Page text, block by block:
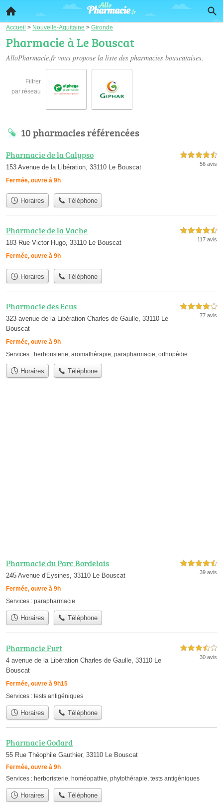
Accueil > Nouvelle-Aquitaine > Gironde
Pharmacie à Le Bouscat
AlloPharmacie.fr vous propose la liste des pharmacies bouscataises.
Filtrer
par réseau
10 pharmacies référencées
Pharmacie de la Calypso
153 Avenue de la Libération, 33110 Le Bouscat
Fermée, ouvre à 9h
4,5 étoiles sur 5
56 avis
Horaires Téléphone
Pharmacie de la Vache
183 Rue Victor Hugo, 33110 Le Bouscat
Fermée, ouvre à 9h
4,5 étoiles sur 5
117 avis
Horaires Téléphone
Pharmacie des Ecus
323 avenue de la Libération Charles de Gaulle, 33110 Le
Bouscat
Fermée, ouvre à 9h
4,0 étoiles sur 5
77 avis
Services : herboristerie aromathérapie parapharmacie orthopédie
Horaires Téléphone
Pharmacie du Parc Bordelais
245 Avenue d'Eysines, 33110 Le Bouscat
Fermée, ouvre à 9h
4,5 étoiles sur 5
39 avis
Services : parapharmacie
Horaires Téléphone
Pharmacie Furt
4 avenue de la Libération Charles de Gaulle, 33110 Le
Bouscat
Fermée, ouvre à 9h15
3,5 étoiles sur 5
30 avis
Services : tests antigéniques
Horaires Téléphone
Pharmacie Godard
55 Rue Théophile Gauthier, 33110 Le Bouscat
Fermée, ouvre à 9h
Services : herboristerie, homéopathie, phytothérapie, tests antigéniques
Horaires Téléphone